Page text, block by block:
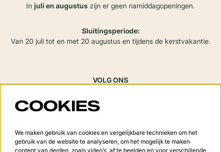
In juli en augustus zijn er geen namiddagopeningen.
Sluitingsperiode:
Van 20 juli tot en met 20 augustus en tijdens de kerstvakantie.
VOLG ONS
Meld je aan voor de nieuwsbrief
COOKIES
We maken gebruik van cookies en vergelijkbare technieken om het
gebruik van de website te analyseren, om het mogelijk te maken
content van derden, zoals video’s, af te beelden en voor verschillende